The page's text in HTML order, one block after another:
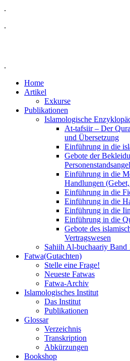
.
.
.
Home
Artikel
Exkurse
Publikationen
Islamologische
At-tafsiir – Der
und Übersetzung
Einführung in die
Gebote der
Einführung in die
Handlungen
Einführung in die
Einführung in die
Einführung in die
Einführung in die
Gebote des
Vertragswesen
Sahiih Al-buchaariy Band
Fatwa(Gutachten)
Stelle eine Frage!
Neueste Fatwas
Fatwa-Archiv
Islamologisches Institut
Das Institut
Publikationen
Glossar
Verzeichnis
Transkription
Abkürzungen
Bookshop